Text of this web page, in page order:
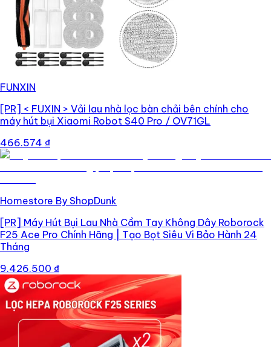
FUNXIN
[PR] < FUXIN > Vải lau nhà lọc bàn chải bên chính cho
máy hút bụi Xiaomi Robot S40 Pro / OV71GL
466.574 ₫
Homestore By ShopDunk
[PR] Máy Hút Bụi Lau Nhà Cầm Tay Không Dây Roborock
F25 Ace Pro Chính Hãng | Tạo Bọt Siêu Vi Bảo Hành 24
Tháng
9.426.500 ₫